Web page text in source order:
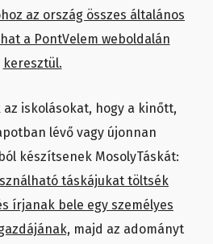
az ország összes általános
a PontVelem weboldalán
keresztül.
iskolásokat, hogy a kinőtt,
lévő vagy újonnan
készítsenek MosolyTáskát:
táskájukat töltsék
írjanak bele egy személyes
majd az adományt